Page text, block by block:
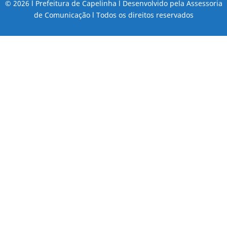
© 2026 l Prefeitura de Capelinha l Desenvolvido pela Assessoria
de Comunicação l Todos os direitos reservados